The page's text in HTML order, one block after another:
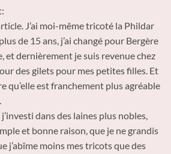
J’ai moi-même tricoté la Phildar
de 15 ans, j’ai changé pour Bergère
et dernièrement je suis revenue chez
des gilets pour mes petites filles. Et
qu’elle est franchement plus agréable
dans des laines plus nobles,
et bonne raison, que je ne grandis
j’abîme moins mes tricots que des